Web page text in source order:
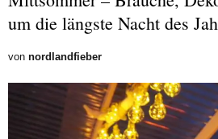
um die längste Nacht des
von nordlandfieber